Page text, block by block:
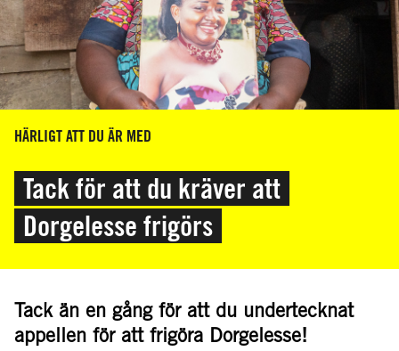
HÄRLIGT ATT DU ÄR MED
Tack för att du kräver att
Dorgelesse frigörs
Tack än en gång för att du undertecknat
appellen för att frigöra Dorgelesse!